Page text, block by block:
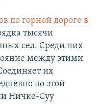
по горной дороге в
тысячи
сел. Среди них
между этими
их
по этой
Ничке-Суу